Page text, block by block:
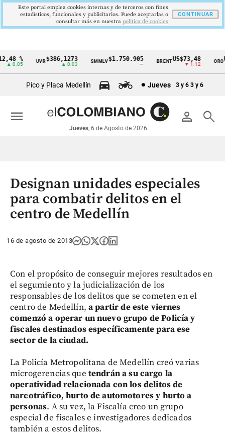
Cintillo
económicos
Colombia
%
0.05
UVR$386,1273
▲ 0.03
SMMLV$1.750.905 BRENTUS$73,48
▼ 1.12
ORO
Pico y Placa Medellín Jueves 3 y 6 3 y 6
person search
Jueves, 6 de Agosto de 2026
menu
Designan unidades especiales
para combatir delitos en el
centro de Medellín
16 de agosto de 2013
Con el propósito de conseguir mejores resultados en
el segumiento y la judicialización de los
responsables de los delitos que se cometen en el
centro de Medellín, a partir de este viernes
comenzó a operar un nuevo grupo de Policía y
fiscales destinados específicamente para ese
sector de la ciudad.
La Policía Metropolitana de Medellín creó varias
microgerencias que tendrán a su cargo la
operatividad relacionada con los delitos de
narcotráfico, hurto de automotores y hurto a
personas. A su vez, la Fiscalía creo un grupo
especial de fiscales e investigadores dedicados
también a estos delitos.
Este portal emplea cookies internas y de terceros con fines
estadísticos, funcionales y publicitarios. Puede aceptarlas o
consultar más en nuestra politica de cookies
CONTINUAR